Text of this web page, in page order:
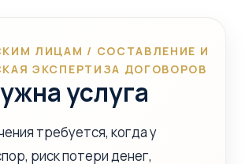
ЛИЦАМ / СОСТАВЛЕНИЕ И
ЭКСПЕРТИЗА ДОГОВОРОВ
услуга
требуется, когда у
риск потери денег,